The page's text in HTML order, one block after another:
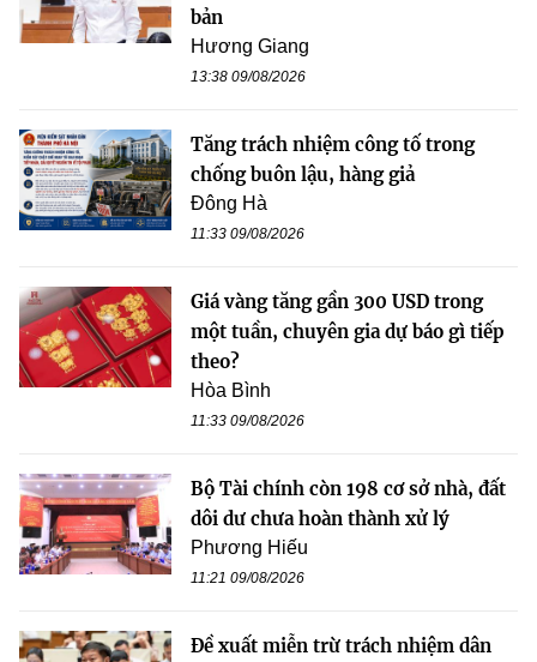
bản
Hương Giang
13:38 09/08/2026
Tăng trách nhiệm công tố trong
chống buôn lậu, hàng giả
Đông Hà
11:33 09/08/2026
Giá vàng tăng gần 300 USD trong
một tuần, chuyên gia dự báo gì tiếp
theo?
Hòa Bình
11:33 09/08/2026
Bộ Tài chính còn 198 cơ sở nhà, đất
dôi dư chưa hoàn thành xử lý
Phương Hiếu
11:21 09/08/2026
Đề xuất miễn trừ trách nhiệm dân